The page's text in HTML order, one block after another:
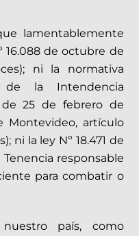
lamentablemente
16.088 de octubre de
ni la normativa
de la Intendencia
25 de febrero de
Montevideo, artículo
ni la ley Nº 18.471 de
responsable
para combatir o
país, como